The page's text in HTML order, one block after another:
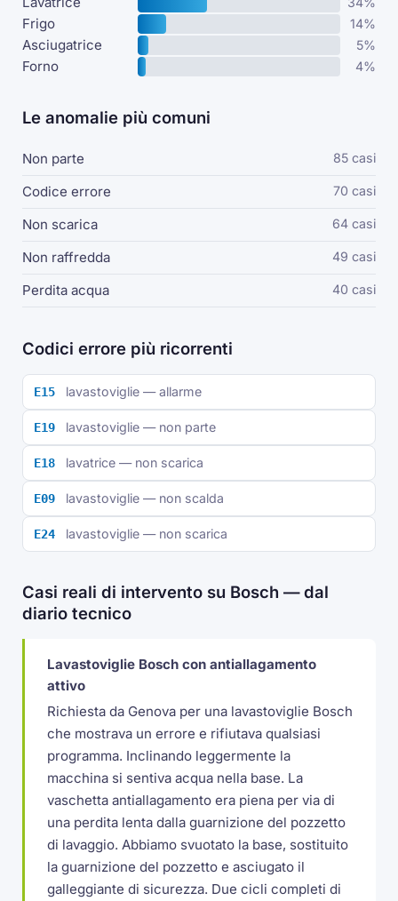
Frigo 14%
Asciugatrice 5%
Forno 4%
Le anomalie più comuni
Non parte 85 casi
Codice errore 70 casi
Non scarica 64 casi
Non raffredda 49 casi
Perdita acqua 40 casi
Codici errore più ricorrenti
E15 lavastoviglie — allarme
E19 lavastoviglie — non parte
E18 lavatrice — non scarica
E09 lavastoviglie — non scalda
E24 lavastoviglie — non scarica
Casi reali di intervento su Bosch — dal
diario tecnico
Lavastoviglie Bosch con antiallagamento
attivo
Richiesta da Genova per una lavastoviglie Bosch
che mostrava un errore e rifiutava qualsiasi
programma. Inclinando leggermente la
macchina si sentiva acqua nella base. La
vaschetta antiallagamento era piena per via di
una perdita lenta dalla guarnizione del pozzetto
di lavaggio. Abbiamo svuotato la base, sostituito
la guarnizione del pozzetto e asciugato il
galleggiante di sicurezza. Due cicli completi di